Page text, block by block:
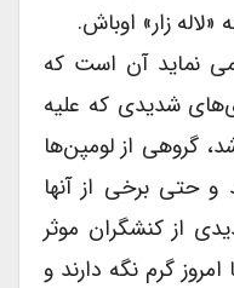
زار» اوباش.
نماید آن است که
شدیدی که علیه
گروهی از لومپن‌ها
و حتی برخی از آنها
از کنشگران موثر
گرم نگه دارند و